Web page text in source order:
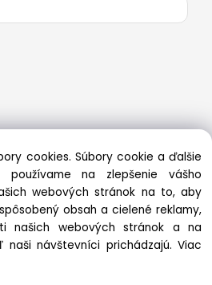
All rights reserved
cookies. Súbory cookie a ďalšie
používame na zlepšenie vášho
webových stránok na to, aby
obsah a cielené reklamy,
našich webových stránok a na
naši návštevníci prichádzajú.Viac